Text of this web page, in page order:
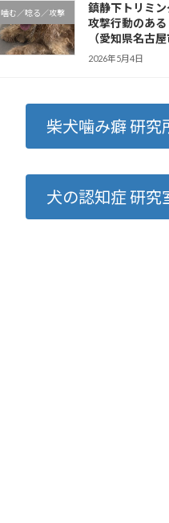
噛む／唸る／攻撃
鎮静下トリミン
攻撃行動のあ
（愛知県名古屋
2026年5月4日
柴犬噛み癖 研究
犬の認知症 研究